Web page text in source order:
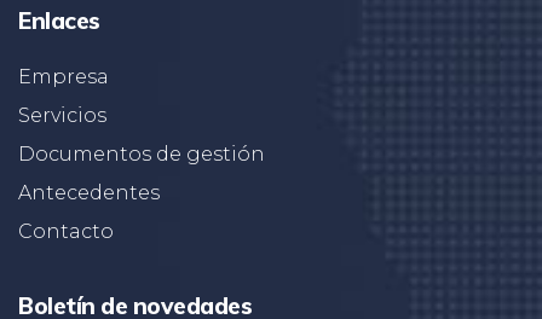
Enlaces
Empresa
Servicios
Documentos de gestión
Antecedentes
Contacto
Boletín de novedades